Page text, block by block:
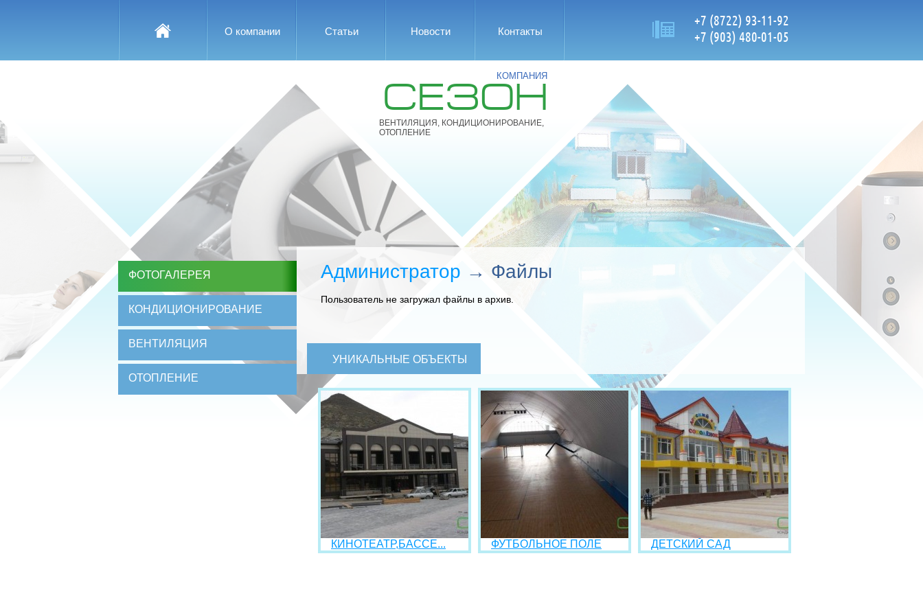
О компании Статьи Новости Контакты
+7 (8722) 93-11-92
+7 (903) 480-01-05
КОМПАНИЯ
СЕЗОН
ВЕНТИЛЯЦИЯ, КОНДИЦИОНИРОВАНИЕ,
ОТОПЛЕНИЕ
ФОТОГАЛЕРЕЯ
КОНДИЦИОНИРОВАНИЕ
ВЕНТИЛЯЦИЯ
ОТОПЛЕНИЕ
Администратор → Файлы
Пользователь не загружал файлы в архив.
УНИКАЛЬНЫЕ ОБЪЕКТЫ
КИНОТЕАТР,БАССЕ... ФУТБОЛЬНОЕ ПОЛЕ ДЕТСКИЙ САД